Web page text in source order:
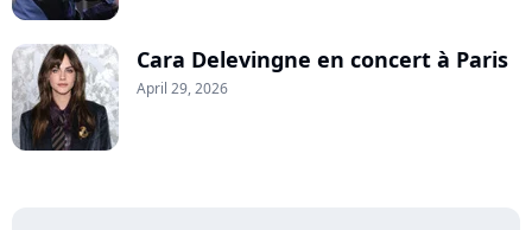
Cara Delevingne en concert à Paris
April 29, 2026